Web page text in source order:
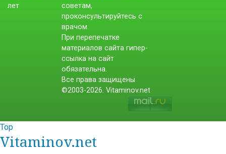
советам,
проконсультируйтесь с
врачом.
При перепечатке
материалов сайта гипер-
ссылка на сайт
обязательна.
Все права защищены
©2003-2026. Vitaminov.net
Top
Vitaminov.net